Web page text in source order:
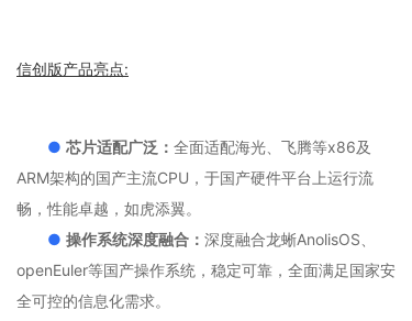
信创版产品亮点:
● 芯片适配广泛： 全面适配海光、飞腾等x86及
ARM架构的国产主流CPU，于国产硬件平台上运行流
畅，性能卓越，如虎添翼。
● 操作系统深度融合： 深度融合龙蜥AnolisOS、
openEuler等国产操作系统，稳定可靠，全面满足国家安
全可控的信息化需求。